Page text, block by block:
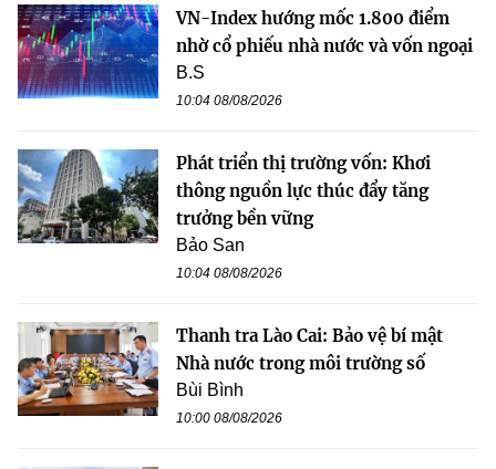
VN-Index hướng mốc 1.800 điểm
nhờ cổ phiếu nhà nước và vốn ngoại
B.S
10:04 08/08/2026
Phát triển thị trường vốn: Khơi
thông nguồn lực thúc đẩy tăng
trưởng bền vững
Bảo San
10:04 08/08/2026
Thanh tra Lào Cai: Bảo vệ bí mật
Nhà nước trong môi trường số
Bùi Bình
10:00 08/08/2026